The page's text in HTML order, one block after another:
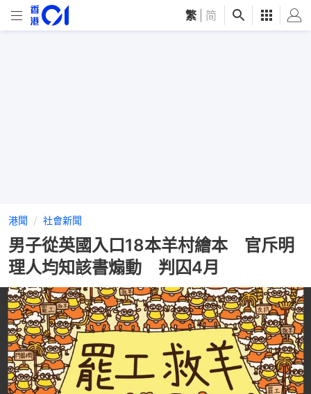
繁 简
港聞 社會新聞
男子從英國入口18本羊村繪本 官斥明
理人均知該書煽動 判囚4月